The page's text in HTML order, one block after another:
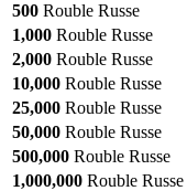
500 Rouble Russe
1,000 Rouble Russe
2,000 Rouble Russe
10,000 Rouble Russe
25,000 Rouble Russe
50,000 Rouble Russe
500,000 Rouble Russe
1,000,000 Rouble Russe